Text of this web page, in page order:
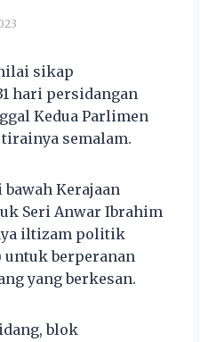
sikap
hari persidangan
Kedua Parlimen
tirainya semalam.
Kerajaan
Seri Anwar Ibrahim
iltizam politik
untuk berperanan
yang berkesan.
blok